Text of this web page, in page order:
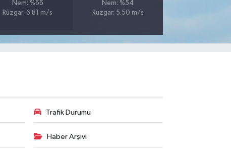
Nem: %66
Rüzgar: 6.81 m/s
Nem: %54
Rüzgar: 5.50 m/s
Trafik Durumu
Haber Arşivi